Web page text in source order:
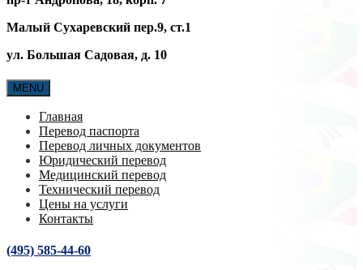
Малый Сухаревский пер.9, ст.1
ул. Большая Садовая, д. 10
MENU
Главная
Перевод паспорта
Перевод личных документов
Юридический перевод
Медицинский перевод
Технический перевод
Цены на услуги
Контакты
(495) 585-44-60